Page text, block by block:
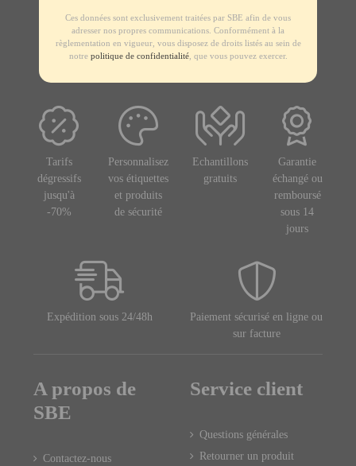
Ces données sont exclusivement traitées par SBE afin de vous
adresser nos propres communications. Conformément à la
règlementation en vigueur, vous disposez de droits listés au sein de
notre politique de confidentialité, que vous pouvez exercer.
Tarifs
dégressifs
jusqu'à
-70%
Personnalisez
vos étiquettes
et produits
de sécurité
Echantillons
gratuits
Garantie
échangé ou
remboursé
sous 14
jours
Expédition sous 24/48h
Paiement sécurisé en ligne ou
sur facture
A propos de
SBE
Contactez-nous
Service client
Questions générales
Retourner un produit